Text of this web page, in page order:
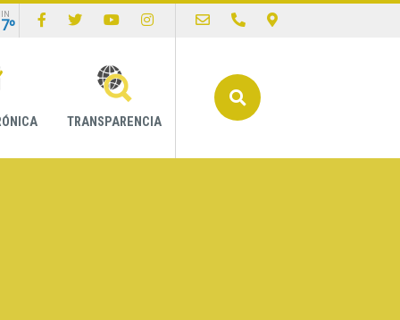
TRANSPARENCIA